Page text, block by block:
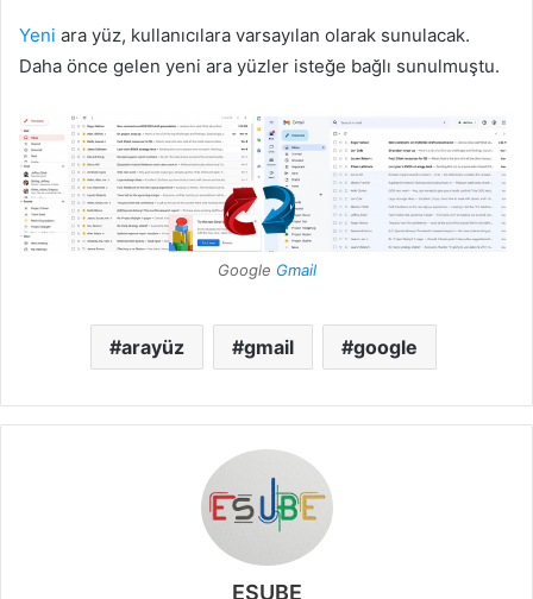
Yeni ara yüz, kullanıcılara varsayılan olarak sunulacak.
Daha önce gelen yeni ara yüzler isteğe bağlı sunulmuştu.
Google Gmail
arayüz gmail google
ESUBE